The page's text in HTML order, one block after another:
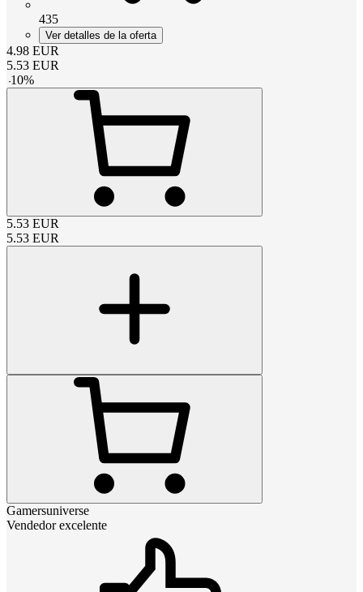
435
Ver detalles de la oferta
4.98 EUR
5.53 EUR
-10%
5.53 EUR
5.53 EUR
Gamersuniverse
Vendedor excelente